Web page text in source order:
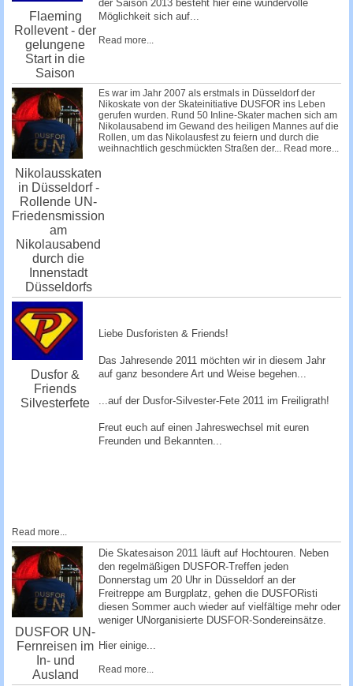
Flaeming
Rollevent - der
gelungene
Start in die
Saison
der Saison 2013 besteht hier eine wundervolle
Möglichkeit sich auf...
Read more...
Nikolausskaten
in Düsseldorf -
Rollende UN-
Friedensmission
am
Nikolausabend
durch die
Innenstadt
Düsseldorfs
Es war im Jahr 2007 als erstmals in Düsseldorf der
Nikoskate von der Skateinitiative DUSFOR ins Leben
gerufen wurden. Rund 50 Inline-Skater machen sich am
Nikolausabend im Gewand des heiligen Mannes auf die
Rollen, um das Nikolausfest zu feiern und durch die
weihnachtlich geschmückten Straßen der... Read more...
Dusfor &
Friends
Silvesterfete
Liebe Dusforisten & Friends!
Das Jahresende 2011 möchten wir in diesem Jahr
auf ganz besondere Art und Weise begehen...
...auf der Dusfor-Silvester-Fete 2011 im Freiligrath!
Freut euch auf einen Jahreswechsel mit euren
Freunden und Bekannten...
Read more...
DUSFOR UN-
Fernreisen im
In- und
Ausland
Die Skatesaison 2011 läuft auf Hochtouren. Neben
den regelmäßigen DUSFOR-Treffen jeden
Donnerstag um 20 Uhr in Düsseldorf an der
Freitreppe am Burgplatz, gehen die DUSFORisti
diesen Sommer auch wieder auf vielfältige mehr oder
weniger UNorganisierte DUSFOR-Sondereinsätze.
Hier einige...
Read more...